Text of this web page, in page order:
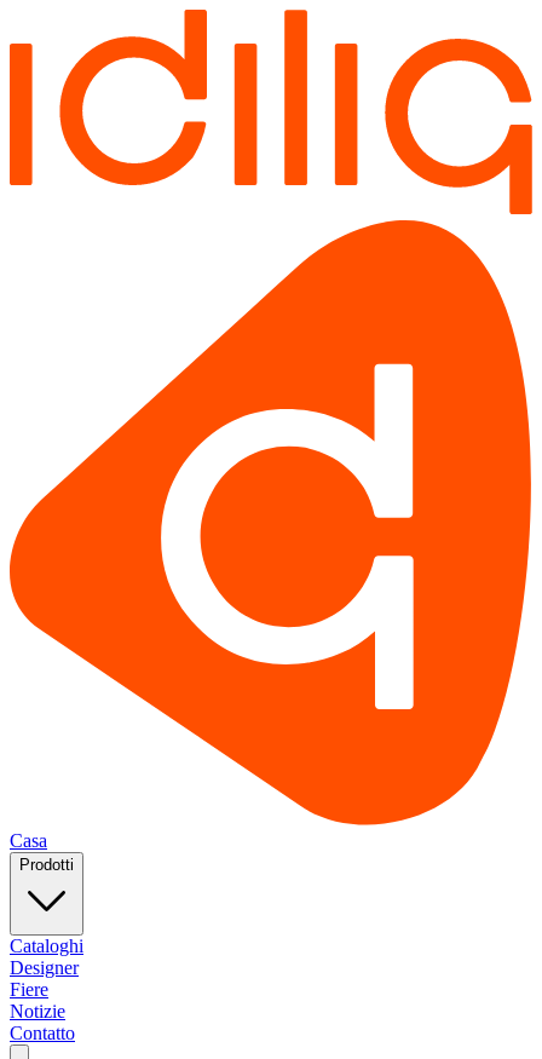
Casa
Prodotti
Cataloghi
Designer
Fiere
Notizie
Contatto